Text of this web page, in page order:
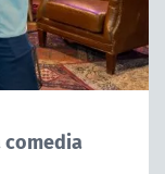
comedia